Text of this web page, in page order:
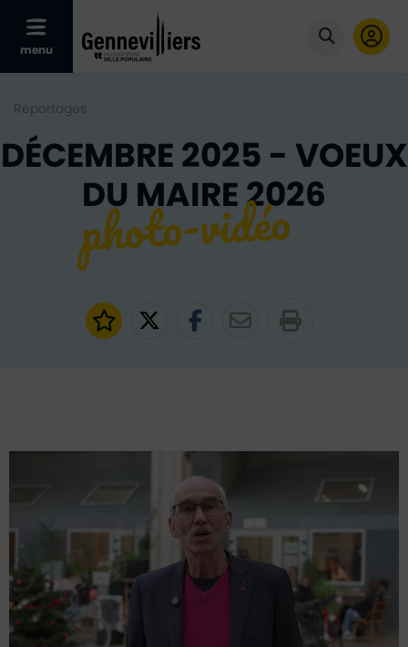
Afficher le menu mobile
menu Cliquer
Reportages
DÉCEMBRE 2025 - VOEUX
DU MAIRE 2026
Ajouter aux favoris
Partager sur Twitter
Partager sur
Partager par